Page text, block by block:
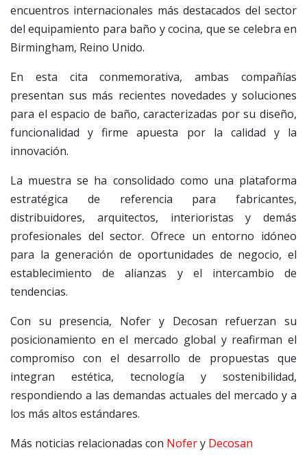
encuentros internacionales más destacados del sector
del equipamiento para baño y cocina, que se celebra en
Birmingham, Reino Unido.
En esta cita conmemorativa, ambas compañías
presentan sus más recientes novedades y soluciones
para el espacio de baño, caracterizadas por su diseño,
funcionalidad y firme apuesta por la calidad y la
innovación.
La muestra se ha consolidado como una plataforma
estratégica de referencia para fabricantes,
distribuidores, arquitectos, interioristas y demás
profesionales del sector. Ofrece un entorno idóneo
para la generación de oportunidades de negocio, el
establecimiento de alianzas y el intercambio de
tendencias.
Con su presencia, Nofer y Decosan refuerzan su
posicionamiento en el mercado global y reafirman el
compromiso con el desarrollo de propuestas que
integran estética, tecnología y sostenibilidad,
respondiendo a las demandas actuales del mercado y a
los más altos estándares.
Más noticias relacionadas con Nofery Decosan